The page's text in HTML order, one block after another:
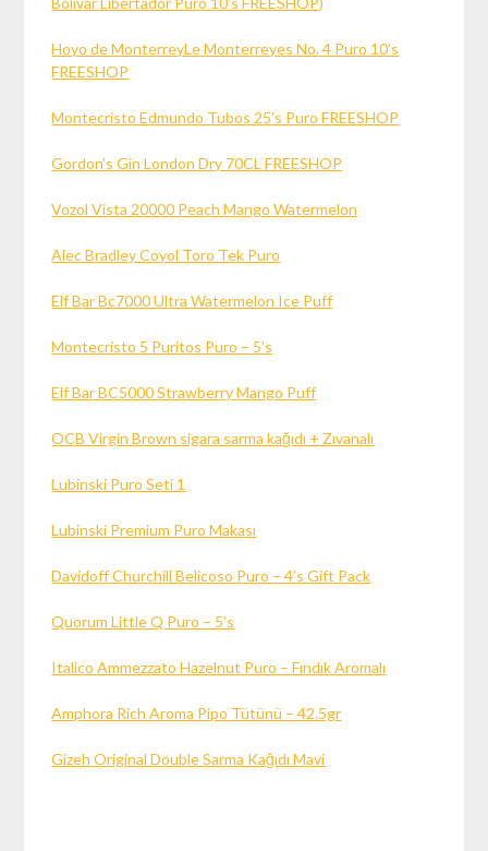
Hoyo de MonterreyLe Monterreyes No. 4 Puro 10’s
FREESHOP
Montecristo Edmundo Tubos 25’s Puro FREESHOP
Gordon’s Gin London Dry 70CL FREESHOP
Vozol Vista 20000 Peach Mango Watermelon
Alec Bradley Coyol Toro Tek Puro
Elf Bar Bc7000 Ultra Watermelon Ice Puff
Montecristo 5 Puritos Puro – 5’s
Elf Bar BC5000 Strawberry Mango Puff
OCB Virgin Brown sigara sarma kağıdı + Zıvanalı
Lubinski Puro Seti 1
Lubinski Premium Puro Makası
Davidoff Churchill Belicoso Puro – 4’s Gift Pack
Quorum Little Q Puro – 5’s
Italico Ammezzato Hazelnut Puro – Fındık Aromalı
Amphora Rich Aroma Pipo Tütünü – 42.5gr
Gizeh Original Double Sarma Kağıdı Mavi